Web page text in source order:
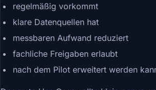
regelmäßig vorkommt
klare Datenquellen hat
messbaren Aufwand reduziert
fachliche Freigaben erlaubt
nach dem Pilot erweitert werden